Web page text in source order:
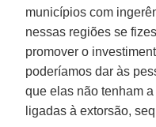
municípios com
nessas regiões se
promover o
poderíamos dar às
que elas não tenham
ligadas à extorsão,